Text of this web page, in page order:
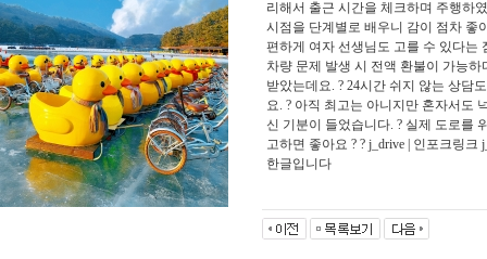
리해서 출근 시간을 체크하며 주행하
시점을 단계별로 배우니 감이 점차 좋
편하게 여자 선생님도 고를 수 있다는
차량 문제 발생 시 전액 환불이 가능
받았는데요. ? 24시간 쉬지 않는 상담
요. ? 아직 최고는 아니지만 혼자서도
신 기분이 들었습니다. ? 실제 도로를
고하면 좋아요 ? ? j_drive | 인포크링
한글입니다